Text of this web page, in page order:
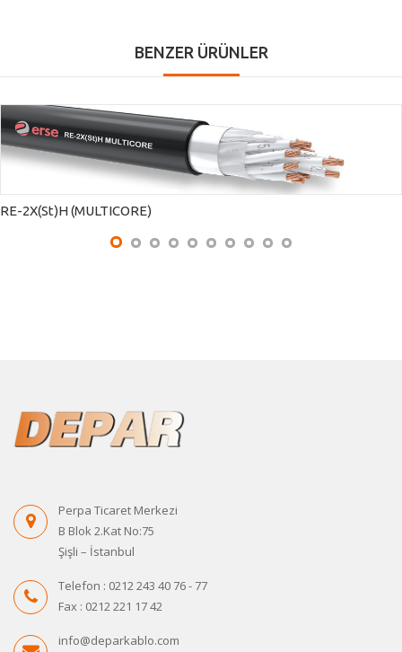
BENZER ÜRÜNLER
RE-2X(St)H (MULTICORE)
Perpa Ticaret Merkezi
B Blok 2.Kat No:75
Şişli – İstanbul
Telefon : 0212 243 40 76 - 77
Fax : 0212 221 17 42
info@deparkablo.com